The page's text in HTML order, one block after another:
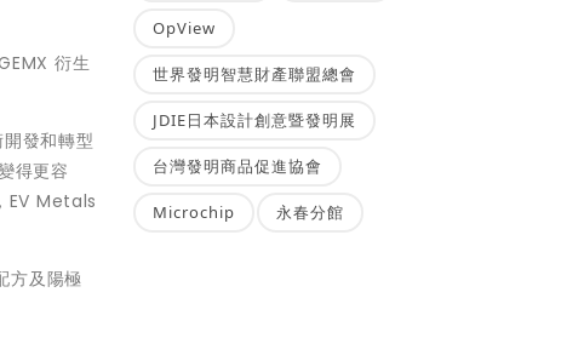
衍生
發和轉型
得更容
EV Metals
方及陽極
OpView
世界發明智慧財產聯盟總會
JDIE日本設計創意暨發明展
台灣發明商品促進協會
Microchip 永春分館